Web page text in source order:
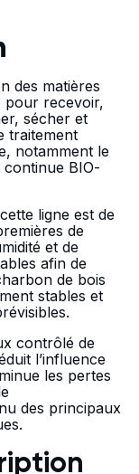
des matières
pour recevoir,
sécher et
traitement
notamment le
continue BIO-
ligne est de
de
et de
afin de
de bois
stables et
contrôlé de
l’influence
les pertes
des principaux